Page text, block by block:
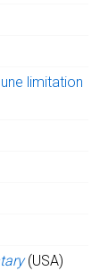
limitation
(USA)